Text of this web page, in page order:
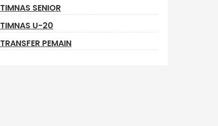
TIMNAS SENIOR
TIMNAS U-20
TRANSFER PEMAIN